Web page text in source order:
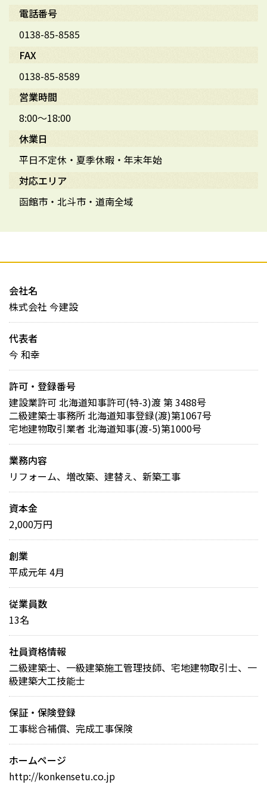
電話番号
0138-85-8585
FAX
0138-85-8589
営業時間
8:00～18:00
休業日
平日不定休・夏季休暇・年末年始
対応エリア
函館市・北斗市・道南全域
会社名
株式会社 今建設
代表者
今 和幸
許可・登録番号
建設業許可 北海道知事許可(特-3)渡 第 3488号
二級建築士事務所 北海道知事登録(渡)第1067号
宅地建物取引業者 北海道知事(渡-5)第1000号
業務内容
リフォーム、増改築、建替え、新築工事
資本金
2,000万円
創業
平成元年 4月
従業員数
13名
社員資格情報
二級建築士、一級建築施工管理技師、宅地建物取引士、一
級建築大工技能士
保証・保険登録
工事総合補償、完成工事保険
ホームページ
http://konkensetu.co.jp